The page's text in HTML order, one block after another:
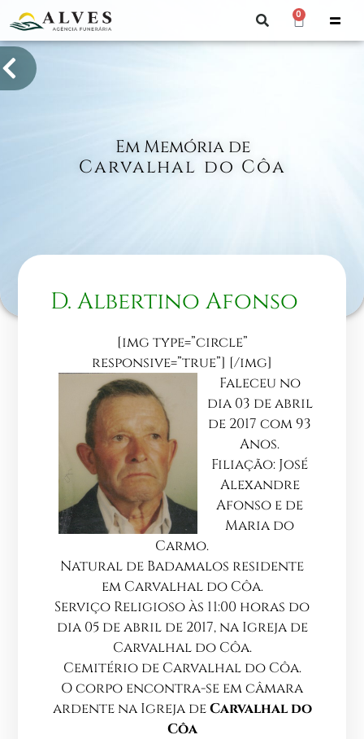
0
Em Memória de
Carvalhal do Côa
D. Albertino Afonso
[img type=”circle”
responsive=”true”] [/img]
Faleceu no
dia 03 de abril
de 2017 com 93
Anos.
Filiação: José
Alexandre
Afonso e de
Maria do
Carmo.
Natural de Badamalos residente
em Carvalhal do Côa.
Serviço Religioso às 11:00 horas do
dia 05 de abril de 2017, na Igreja de
Carvalhal do Côa.
Cemitério de Carvalhal do Côa.
O corpo encontra-se em câmara
ardente na Igreja deCarvalhal do
Côa